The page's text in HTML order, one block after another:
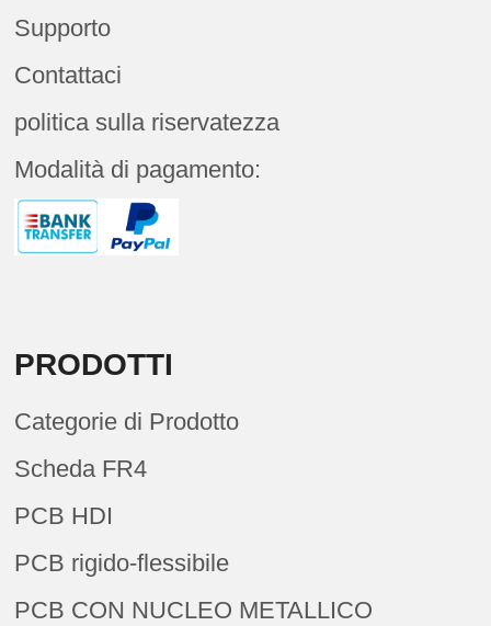
Supporto
Contattaci
politica sulla riservatezza
Modalità di pagamento:
PRODOTTI
Categorie di Prodotto
Scheda FR4
PCB HDI
PCB rigido-flessibile
PCB CON NUCLEO METALLICO